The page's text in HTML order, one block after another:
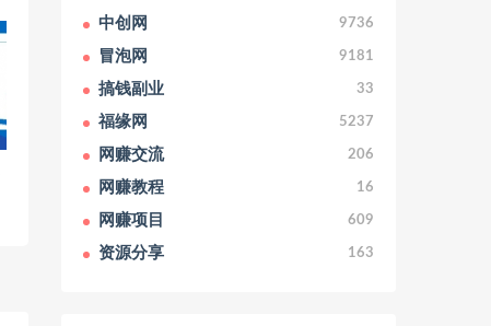
中创网 9736
冒泡网 9181
搞钱副业 33
福缘网 5237
网赚交流 206
网赚教程 16
网赚项目 609
资源分享 163